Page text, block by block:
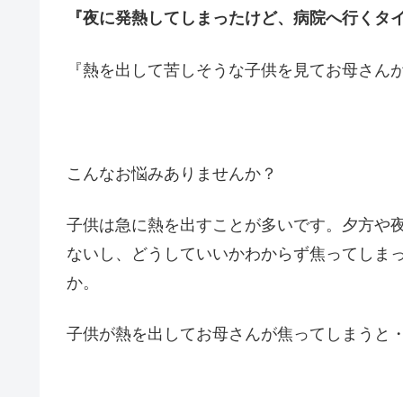
『夜に発熱してしまったけど、病院へ行くタ
『熱を出して苦しそうな子供を見てお母さん
こんなお悩みありませんか？
子供は急に熱を出すことが多いです。夕方や
ないし、どうしていいかわからず焦ってしま
か。
子供が熱を出してお母さんが焦ってしまうと